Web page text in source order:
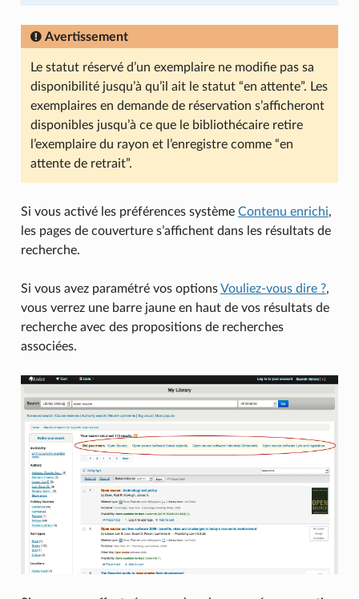
Avertissement
Le statut réservé d’un exemplaire ne modifie pas sa
disponibilité jusqu’à qu’il ait le statut “en attente”. Les
exemplaires en demande de réservation s’afficheront
disponibles jusqu’à ce que le bibliothécaire retire
l’exemplaire du rayon et l’enregistre comme “en
attente de retrait”.
Si vous activé les préférences système Contenu enrichi,
les pages de couverture s’affichent dans les résultats de
recherche.
Si vous avez paramétré vos optionsVouliez-vous dire ?,
vous verrez une barre jaune en haut de vos résultats de
recherche avec des propositions de recherches
associées.